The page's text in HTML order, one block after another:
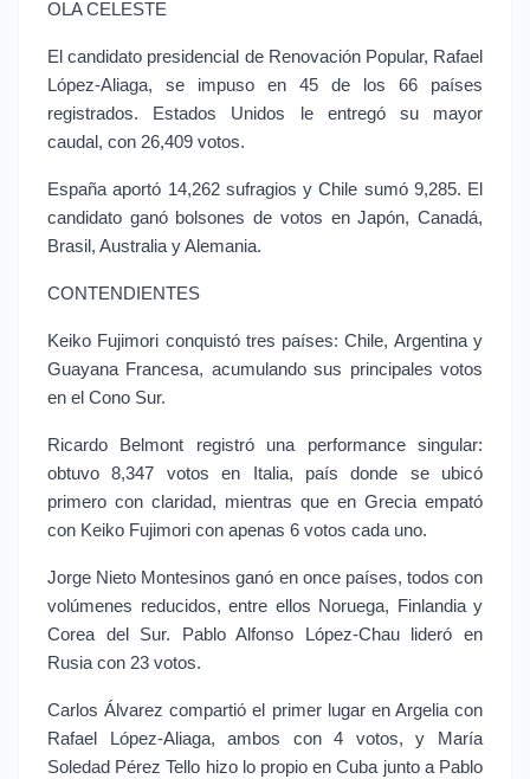
OLA CELESTE
El candidato presidencial de Renovación Popular, Rafael
López-Aliaga, se impuso en 45 de los 66 países
registrados. Estados Unidos le entregó su mayor
caudal, con 26,409 votos.
España aportó 14,262 sufragios y Chile sumó 9,285. El
candidato ganó bolsones de votos en Japón, Canadá,
Brasil, Australia y Alemania.
CONTENDIENTES
Keiko Fujimori conquistó tres países: Chile, Argentina y
Guayana Francesa, acumulando sus principales votos
en el Cono Sur.
Ricardo Belmont registró una performance singular:
obtuvo 8,347 votos en Italia, país donde se ubicó
primero con claridad, mientras que en Grecia empató
con Keiko Fujimori con apenas 6 votos cada uno.
Jorge Nieto Montesinos ganó en once países, todos con
volúmenes reducidos, entre ellos Noruega, Finlandia y
Corea del Sur. Pablo Alfonso López-Chau lideró en
Rusia con 23 votos.
Carlos Álvarez compartió el primer lugar en Argelia con
Rafael López-Aliaga, ambos con 4 votos, y María
Soledad Pérez Tello hizo lo propio en Cuba junto a Pablo